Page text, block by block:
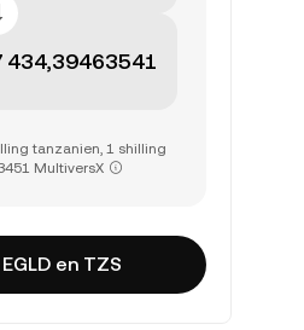
tanzanien, 1 shilling
MultiversX
en TZS